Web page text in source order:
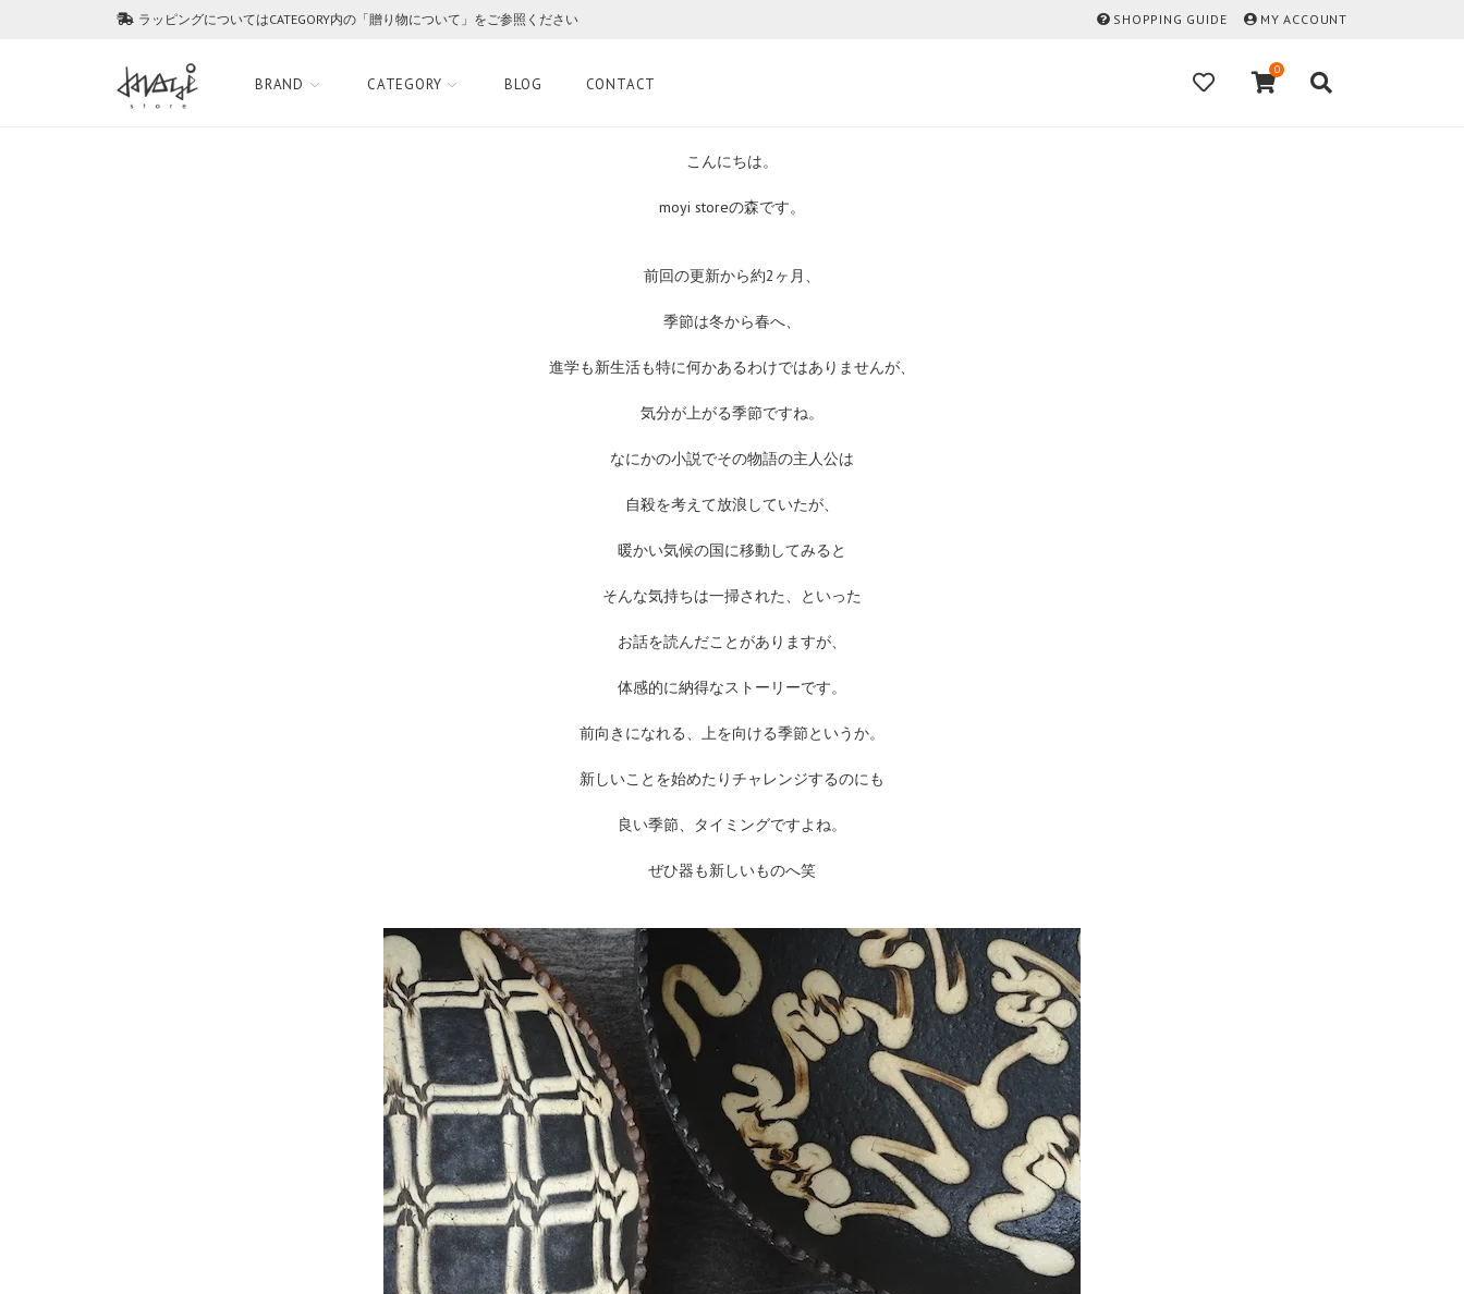
ラッピングについてはCATEGORY内の「贈り物について」をご参照ください SHOPPING GUIDE MY ACCOUNT
BRAND CATEGORY BLOG CONTACT
0
こんにちは。
moyi storeの森です。
前回の更新から約2ヶ月、
季節は冬から春へ、
進学も新生活も特に何かあるわけではありませんが、
気分が上がる季節ですね。
なにかの小説でその物語の主人公は
自殺を考えて放浪していたが、
暖かい気候の国に移動してみると
そんな気持ちは一掃された、といった
お話を読んだことがありますが、
体感的に納得なストーリーです。
前向きになれる、上を向ける季節というか。
新しいことを始めたりチャレンジするのにも
良い季節、タイミングですよね。
ぜひ器も新しいものへ笑